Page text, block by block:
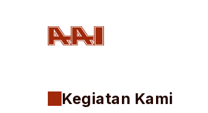
Kegiatan Kami